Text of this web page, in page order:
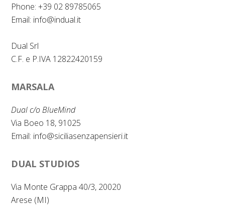
Phone: +39 02 89785065
Email: info@indual.it
Dual Srl
C.F. e P.IVA 12822420159
MARSALA
Dual c/o BlueMind
Via Boeo 18, 91025
Email: info@siciliasenzapensieri.it
DUAL STUDIOS
Via Monte Grappa 40/3, 20020
Arese (MI)